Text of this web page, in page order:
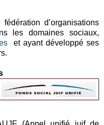
d’organisations
les domaines sociaux,
et ayant développé ses